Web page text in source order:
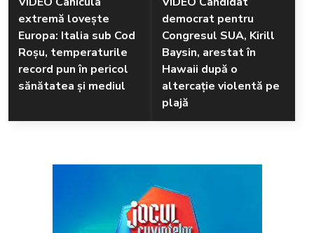
extremă lovește
Europa: Italia sub Cod
Roșu, temperaturile
record pun în pericol
sănătatea și mediul
democrat pentru
Congresul SUA, Kirill
Baysin, arestat în
Hawaii după o
altercație violentă pe
plajă